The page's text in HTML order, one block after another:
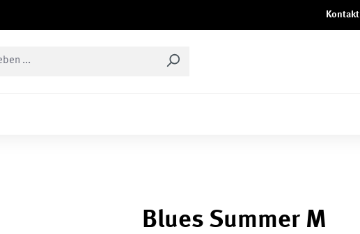
Kontakt
Blues Summer M